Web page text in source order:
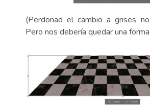
(Perdonad el cambio a grises
Pero nos debería quedar una